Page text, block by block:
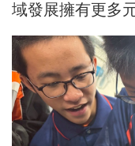
域發展擁有更多